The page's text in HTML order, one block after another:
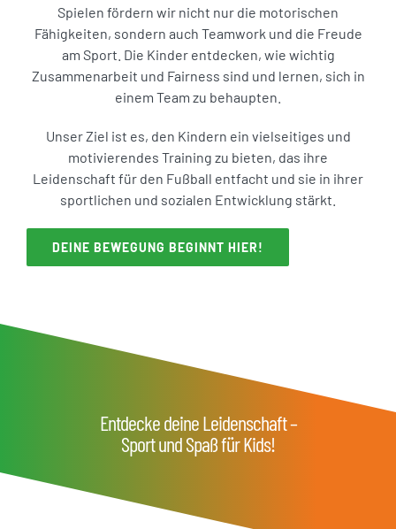
Spielen fördern wir nicht nur die motorischen
Fähigkeiten, sondern auch Teamwork und die Freude
am Sport. Die Kinder entdecken, wie wichtig
Zusammenarbeit und Fairness sind und lernen, sich in
einem Team zu behaupten.
Unser Ziel ist es, den Kindern ein vielseitiges und
motivierendes Training zu bieten, das ihre
Leidenschaft für den Fußball entfacht und sie in ihrer
sportlichen und sozialen Entwicklung stärkt.
DEINE BEWEGUNG BEGINNT HIER!
Entdecke deine Leidenschaft –
Sport und Spaß für Kids!